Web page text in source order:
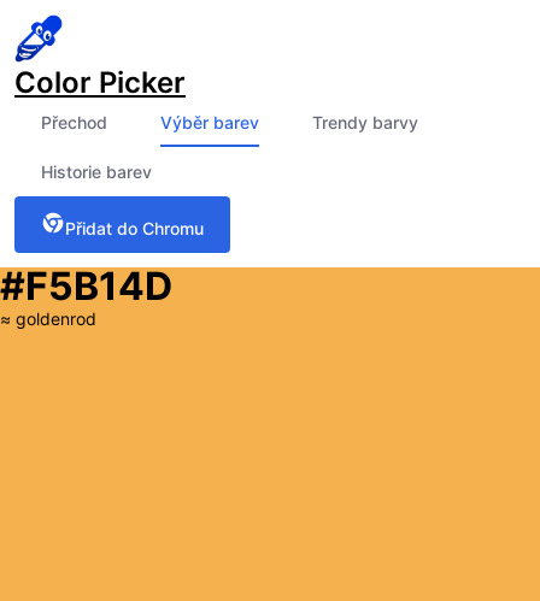
Color Picker
Přechod Výběr barev Trendy barvy
Historie barev
Přidat do Chromu
#F5B14D
≈ goldenrod